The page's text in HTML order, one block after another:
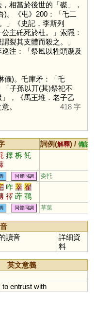
相當於後世的「磔 」，
)。《屯》200：「乇二
」《史記．李斯列
主矺死於杜。」索隱：
裂其支體而殺之。」
注：「祭風以牲頭蹏及
儀)。乇庫矛：「乇
子孫以丌(其)祭祀不
」，《馬王堆．老子乙
。 418 字
詞例(解釋) / 備註
籜 柝 飥
同聲同調 委托
咋 睪 翟
襗 葃 鸅
檡 烢
同聲同調 草葉
讀音
詳細資
料
英文意義
to entrust with